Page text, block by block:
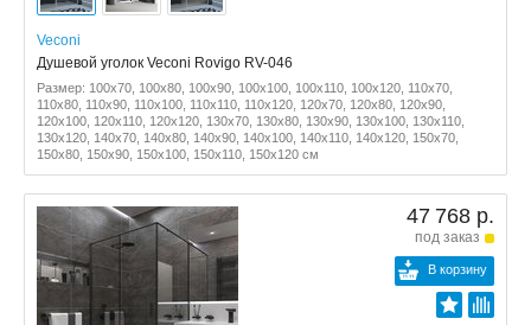
Veconi
Душевой уголок Veconi Rovigo RV-046
Размер: 100x70, 100x80, 100x90, 100x100, 100x110, 100x120, 110x70,
110x80, 110x90, 110x100, 110x110, 110x120, 120x70, 120x80, 120x90,
120x100, 120x110, 120x120, 130x70, 130x80, 130x90, 130x100, 130x110,
130x120, 140x70, 140x80, 140x90, 140x100, 140x110, 140x120, 150x70,
150x80, 150x90, 150x100, 150x110, 150x120 см
47 768 р.
под заказ
В корзину